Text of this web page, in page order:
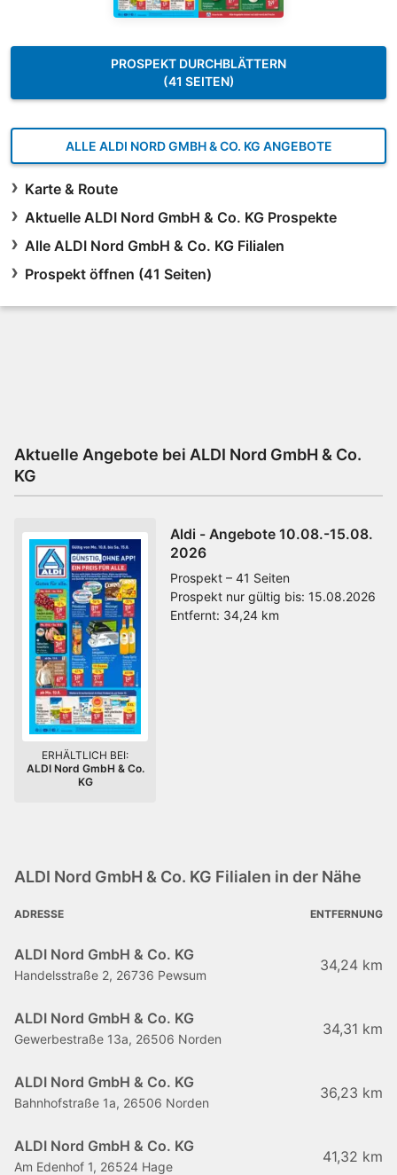
PROSPEKT DURCHBLÄTTERN
(41 SEITEN)
ALLE ALDI NORD GMBH & CO. KG ANGEBOTE
Karte & Route
Aktuelle ALDI Nord GmbH & Co. KG Prospekte
Alle ALDI Nord GmbH & Co. KG Filialen
Prospekt öffnen (41 Seiten)
Aktuelle Angebote bei ALDI Nord GmbH & Co.
KG
Aldi - Angebote 10.08.-15.08.
2026
Prospekt – 41 Seiten
Prospekt nur gültig bis: 15.08.2026
Entfernt: 34,24 km
ERHÄLTLICH BEI:
ALDI Nord GmbH & Co.
KG
ALDI Nord GmbH & Co. KG Filialen in der Nähe
ADRESSE ENTFERNUNG
ALDI Nord GmbH & Co. KG
Handelsstraße 2, 26736 Pewsum
34,24 km
ALDI Nord GmbH & Co. KG
Gewerbestraße 13a, 26506 Norden
34,31 km
ALDI Nord GmbH & Co. KG
Bahnhofstraße 1a, 26506 Norden
36,23 km
ALDI Nord GmbH & Co. KG
Am Edenhof 1, 26524 Hage
41,32 km